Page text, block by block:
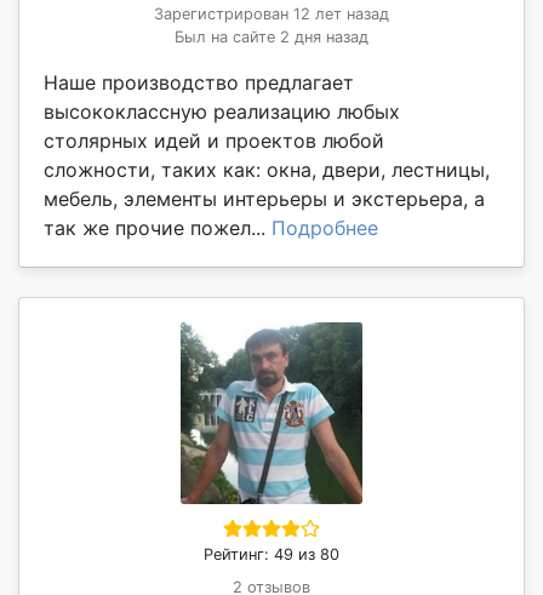
Зарегистрирован 12 лет назад
Был на сайте 2 дня назад
Наше производство предлагает
высококлассную реализацию любых
столярных идей и проектов любой
сложности, таких как: окна, двери, лестницы,
мебель, элементы интерьеры и экстерьера, а
так же прочие пожел... Подробнее
Рейтинг: 49 из 80
2 отзывов